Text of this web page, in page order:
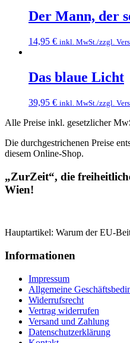
Der Mann, der
14,95 € inkl. MwSt./zzgl.
Das blaue Licht
39,95 € inkl. MwSt./zzgl.
Alle Preise inkl. gesetzlicher
Die durchgestrichenen Preise
diesem Online-Shop.
„ZurZeit“, die
Wien!
Hauptartikel: Warum der EU-
Informationen
Impressum
Allgemeine
Widerrufsrecht
Vertrag widerrufen
Versand und Zahlung
Datenschutzerklärung